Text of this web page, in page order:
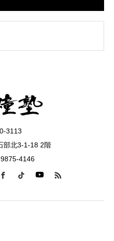
3113
部北3-1-18 2階
4146